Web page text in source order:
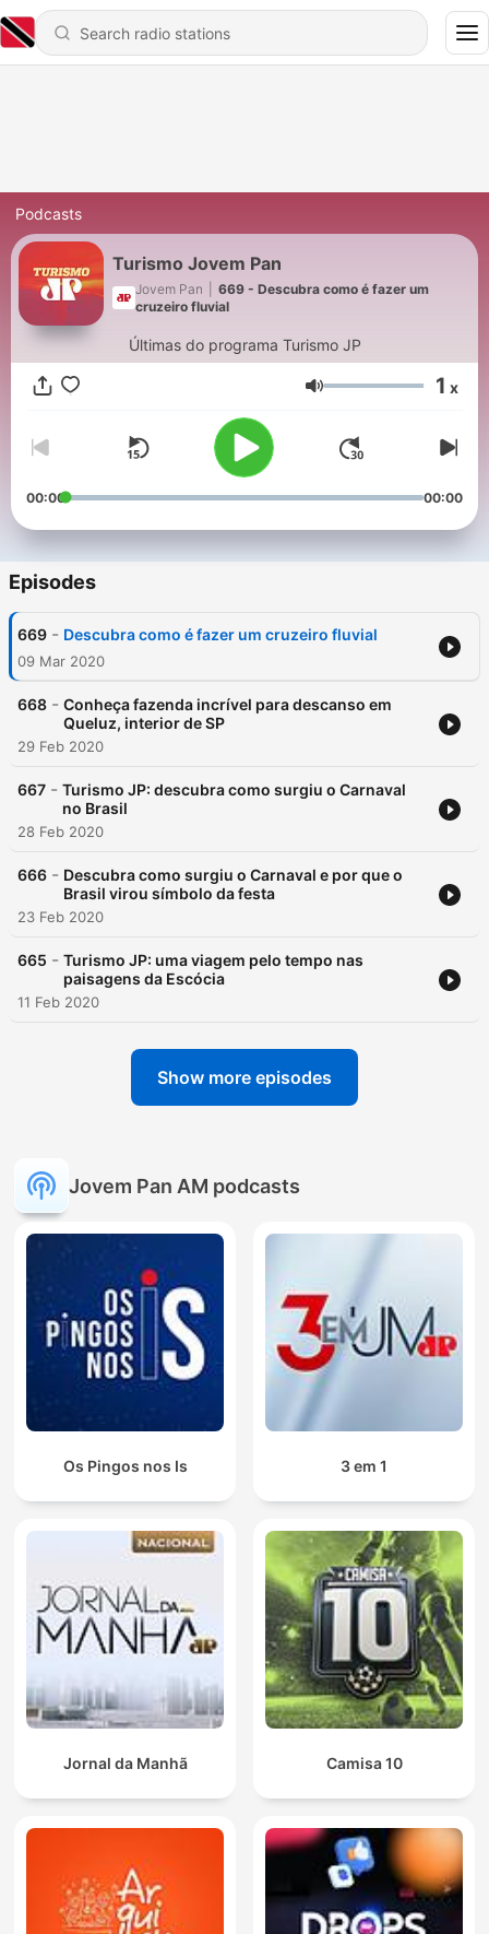
Podcasts
Turismo Jovem Pan
Jovem Pan
669 - Descubra como é fazer um
cruzeiro fluvial
Últimas do programa Turismo JP
Volume 1 x
00:00 00:00
Episodes
669 - Descubra como é fazer um cruzeiro fluvial
09 Mar 2020
668 - Conheça fazenda incrível para descanso em
Queluz, interior de SP
29 Feb 2020
667 - Turismo JP: descubra como surgiu o Carnaval
no Brasil
28 Feb 2020
666 - Descubra como surgiu o Carnaval e por que o
Brasil virou símbolo da festa
23 Feb 2020
665 - Turismo JP: uma viagem pelo tempo nas
paisagens da Escócia
11 Feb 2020
Show more episodes
Jovem Pan AM podcasts
Os Pingos nos Is 3 em 1
Jornal da Manhã Camisa 10